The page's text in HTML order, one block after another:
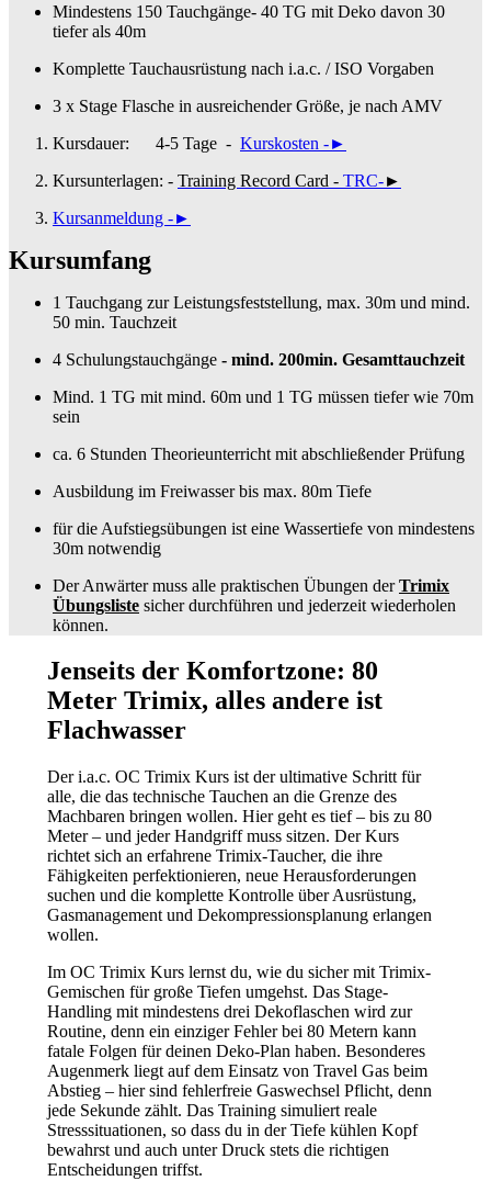
Mindestens 150 Tauchgänge- 40 TG mit Deko davon 30
tiefer als 40m
Komplette Tauchausrüstung nach i.a.c. / ISO Vorgaben
3 x Stage Flasche in ausreichender Größe, je nach AMV
Kursdauer:
4-5 Tage - Kurskosten -►
Kursunterlagen: - Training Record Card - TRC-►
Kursanmeldung -►
Kursumfang
1 Tauchgang zur Leistungsfeststellung, max. 30m und mind.
50 min. Tauchzeit
4 Schulungstauchgänge - mind. 200min. Gesamttauchzeit
Mind. 1 TG mit mind. 60m und 1 TG müssen tiefer wie 70m
sein
ca. 6 Stunden Theorieunterricht mit abschließender Prüfung
Ausbildung im Freiwasser bis max. 80m Tiefe
für die Aufstiegsübungen ist eine Wassertiefe von mindestens
30m notwendig
Der Anwärter muss alle praktischen Übungen derTrimix
Übungsliste sicher durchführen und jederzeit wiederholen
können.
Jenseits der Komfortzone: 80
Meter Trimix, alles andere ist
Flachwasser
Der i.a.c. OC Trimix Kurs ist der ultimative Schritt für
alle, die das technische Tauchen an die Grenze des
Machbaren bringen wollen. Hier geht es tief – bis zu 80
Meter – und jeder Handgriff muss sitzen. Der Kurs
richtet sich an erfahrene Trimix-Taucher, die ihre
Fähigkeiten perfektionieren, neue Herausforderungen
suchen und die komplette Kontrolle über Ausrüstung,
Gasmanagement und Dekompressionsplanung erlangen
wollen.
Im OC Trimix Kurs lernst du, wie du sicher mit Trimix-
Gemischen für große Tiefen umgehst. Das Stage-
Handling mit mindestens drei Dekoflaschen wird zur
Routine, denn ein einziger Fehler bei 80 Metern kann
fatale Folgen für deinen Deko-Plan haben. Besonderes
Augenmerk liegt auf dem Einsatz von Travel Gas beim
Abstieg – hier sind fehlerfreie Gaswechsel Pflicht, denn
jede Sekunde zählt. Das Training simuliert reale
Stresssituationen, so dass du in der Tiefe kühlen Kopf
bewahrst und auch unter Druck stets die richtigen
Entscheidungen triffst.